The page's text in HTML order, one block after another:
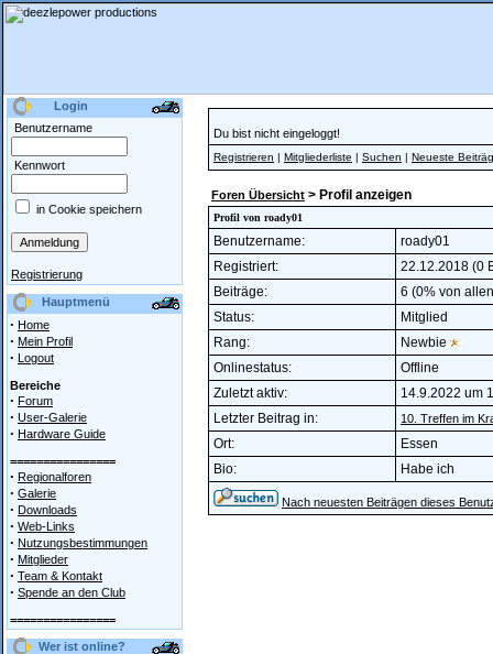
Login
Benutzername
Kennwort
in Cookie speichern
Registrierung
Hauptmenü
· Home
· Mein Profil
· Logout
Bereiche
· Forum
· User-Galerie
· Hardware Guide
================
· Regionalforen
· Galerie
· Downloads
· Web-Links
· Nutzungsbestimmungen
· Mitglieder
· Team & Kontakt
· Spende an den Club
================
Wer ist online?
Du bist nicht eingeloggt!
Registrieren | Mitgliederliste | Suchen | Neueste
Foren Übersicht > Profil anzeigen
Profil von roady01
Benutzername:
roady01
Registriert:
22.12.2018 (0
Beiträge:
6 (0% von
Status:
Mitglied
Rang:
Newbie
Onlinestatus:
Offline
Zuletzt aktiv:
14.9.2022 um
Letzter Beitrag in:
10. Treffen im
Ort:
Essen
Bio:
Habe ich
Nach neuesten Beiträgen dieses